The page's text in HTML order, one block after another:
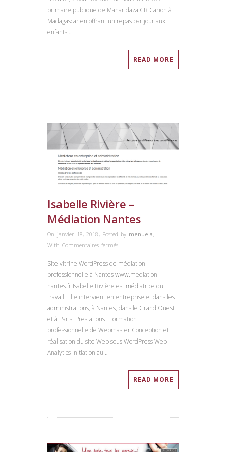
primaire publique de Maharidaza CR Carion à
Madagascar en offrant un repas par jour aux
enfants…
READ MORE
Isabelle Rivière –
Médiation Nantes
On janvier 18, 2018 , Posted by menuela ,
With Commentaires ferméssur
Rivière
–
Médiation
Nantes
Site vitrine WordPress de médiation
professionnelle à Nantes www.mediation-
nantes.fr Isabelle Rivière est médiatrice du
travail. Elle intervient en entreprise et dans les
administrations, à Nantes, dans le Grand Ouest
et à Paris. Prestations : Formation
professionnelle de Webmaster Conception et
réalisation du site Web sous WordPress Web
Analytics Initiation au…
READ MORE